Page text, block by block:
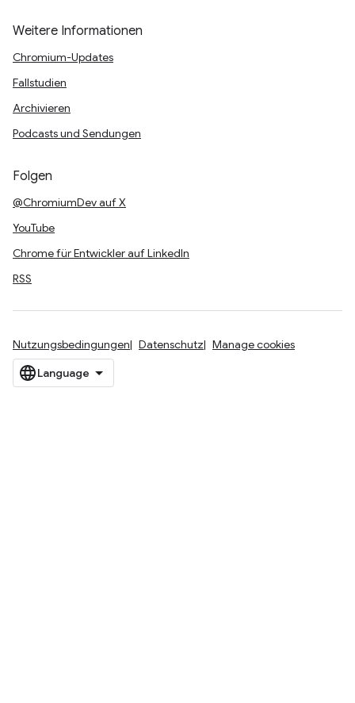
Weitere Informationen
Chromium-Updates
Fallstudien
Archivieren
Podcasts und Sendungen
Folgen
@ChromiumDev auf X
YouTube
Chrome für Entwickler auf LinkedIn
RSS
Nutzungsbedingungen Datenschutz Manage cookies